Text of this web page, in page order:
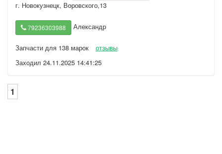
г. Новокузнецк, Воровского,13
79236303988 Александр
Запчасти для 138 марок
отзывы
Заходил 24.11.2025 14:41:25
1